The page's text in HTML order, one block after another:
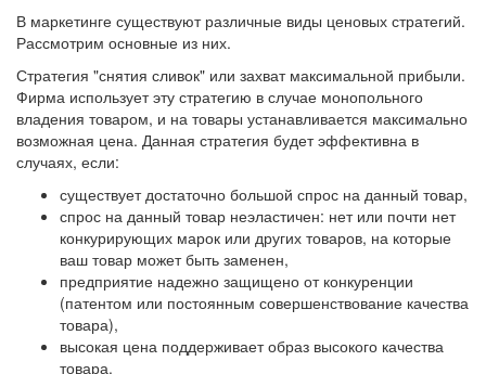
В маркетинге существуют различные виды ценовых стратегий.
Рассмотрим основные из них.
Стратегия "снятия сливок" или захват максимальной прибыли.
Фирма использует эту стратегию в случае монопольного
владения товаром, и на товары устанавливается максимально
возможная цена. Данная стратегия будет эффективна в
случаях, если:
существует достаточно большой спрос на данный товар,
спрос на данный товар неэластичен: нет или почти нет
конкурирующих марок или других товаров, на которые
ваш товар может быть заменен,
предприятие надежно защищено от конкуренции
(патентом или постоянным совершенствование качества
товара),
высокая цена поддерживает образ высокого качества
товара.